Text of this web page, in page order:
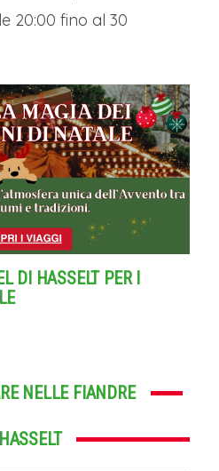
20:00 fino al 30
DI HASSELT PER I
NELLE FIANDRE